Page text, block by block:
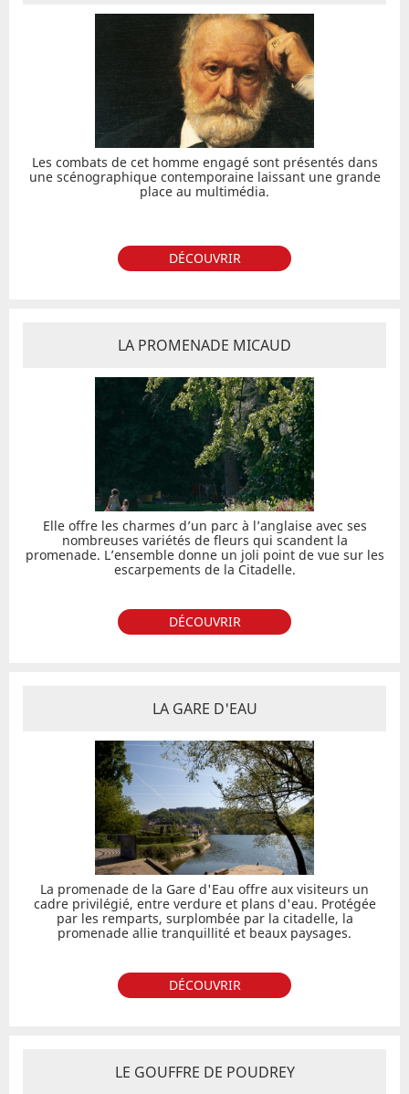
Les combats de cet homme engagé sont présentés dans
une scénographique contemporaine laissant une grande
place au multimédia.
DÉCOUVRIR
LA PROMENADE MICAUD
Elle offre les charmes d’un parc à l’anglaise avec ses
nombreuses variétés de fleurs qui scandent la
promenade. L’ensemble donne un joli point de vue sur les
escarpements de la Citadelle.
DÉCOUVRIR
LA GARE D'EAU
La promenade de la Gare d'Eau offre aux visiteurs un
cadre privilégié, entre verdure et plans d'eau. Protégée
par les remparts, surplombée par la citadelle, la
promenade allie tranquillité et beaux paysages.
DÉCOUVRIR
LE GOUFFRE DE POUDREY